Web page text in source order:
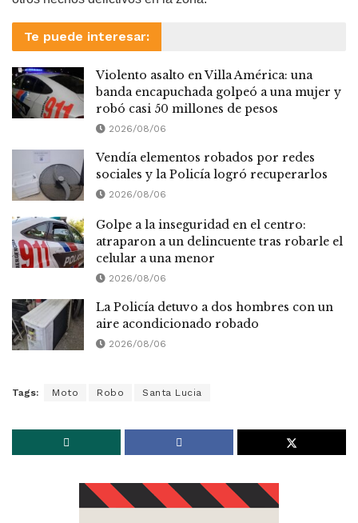
Te puede interesar:
Violento asalto en Villa América: una
banda encapuchada golpeó a una mujer y
robó casi 50 millones de pesos
2026/08/06
Vendía elementos robados por redes
sociales y la Policía logró recuperarlos
2026/08/06
Golpe a la inseguridad en el centro:
atraparon a un delincuente tras robarle el
celular a una menor
2026/08/06
La Policía detuvo a dos hombres con un
aire acondicionado robado
2026/08/06
Tags: Moto Robo Santa Lucia